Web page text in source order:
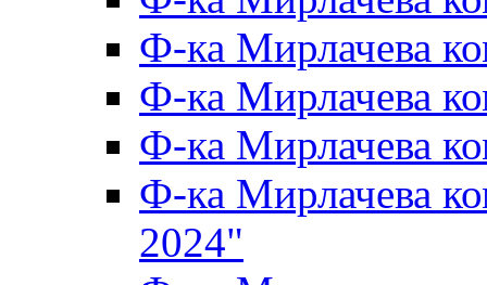
Ф-ка Мирлачева
Ф-ка Мирлачева
Ф-ка Мирлачева
Ф-ка Мирлачева
2024"